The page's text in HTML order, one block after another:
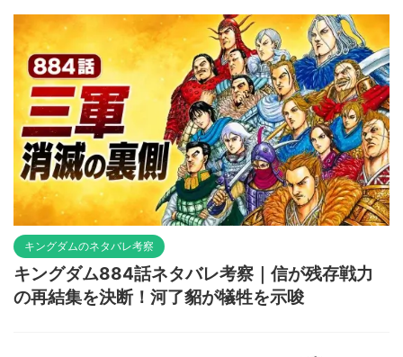
キングダムのネタバレ考察
キングダム884話ネタバレ考察｜信が残存戦力
の再結集を決断！河了貂が犠牲を示唆